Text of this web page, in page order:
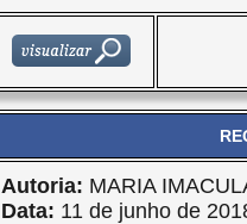
Autoria: MARIA
Data: 11 de junho de